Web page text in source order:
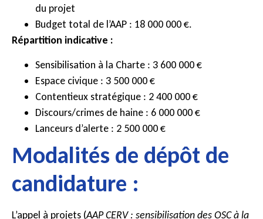
du projet
Budget total de l’AAP : 18 000 000 €.
Répartition indicative :
Sensibilisation à la Charte : 3 600 000 €
Espace civique : 3 500 000 €
Contentieux stratégique : 2 400 000 €
Discours/crimes de haine : 6 000 000 €
Lanceurs d’alerte : 2 500 000 €
Modalités de dépôt de
candidature :
L’appel à projets (AAP CERV : sensibilisation des OSC à la